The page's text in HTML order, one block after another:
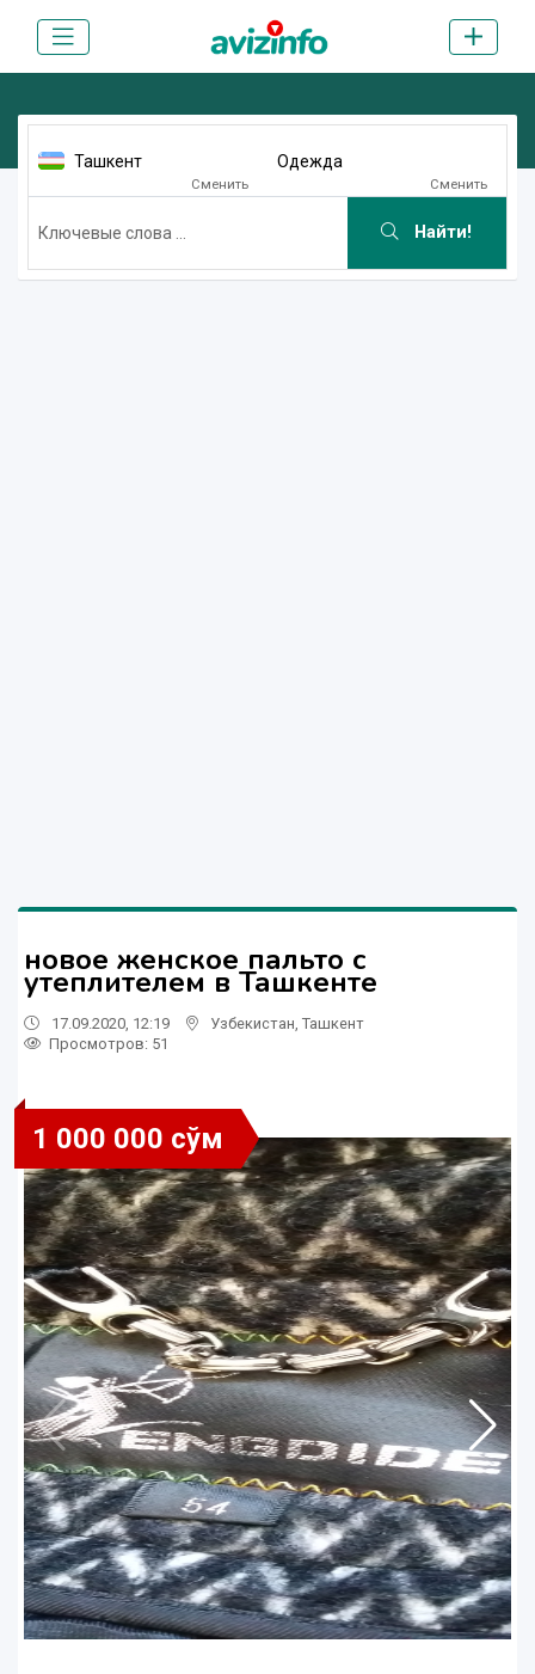
Ташкент
Сменить
Одежда
Сменить
Найти!
новое женское пальто с
утеплителем в Ташкенте
17.09.2020, 12:19 Узбекистан Ташкент
Просмотров: 51
1 000 000 сўм